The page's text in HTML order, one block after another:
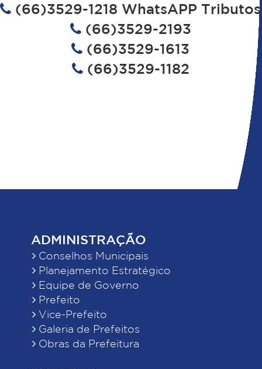
(66)3529-1218 WhatsAPP Tributos
(66)3529-2193
(66)3529-1613
(66)3529-1182
ADMINISTRAÇÃO
Conselhos Municipais
Planejamento Estratégico
Equipe de Governo
Prefeito
Vice-Prefeito
Galeria de Prefeitos
Obras da Prefeitura